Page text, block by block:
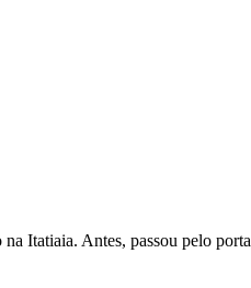
Itatiaia. Antes, passou pelo